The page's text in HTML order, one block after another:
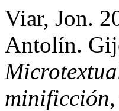
Viar, Jon.
Antolín.
minificción